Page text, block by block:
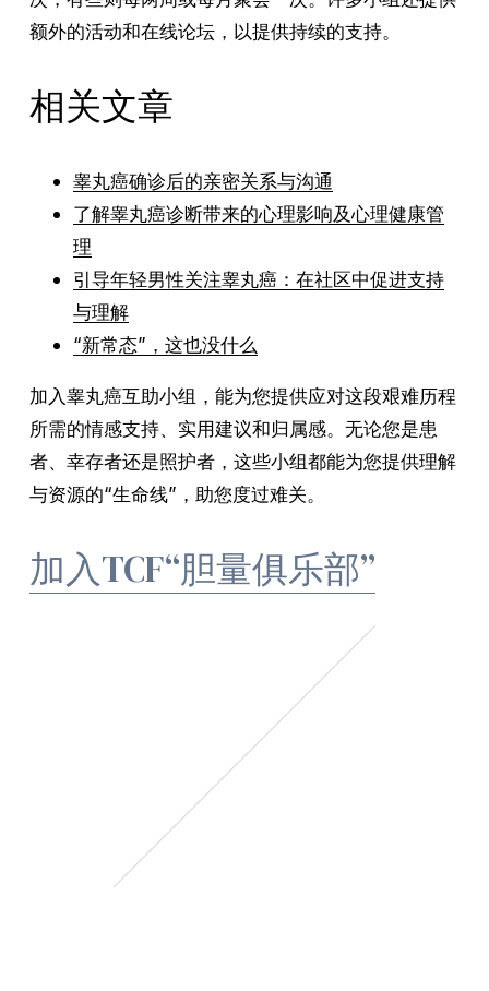
额外的活动和在线论坛，以提供持续的支持。
相关文章
睾丸癌确诊后的亲密关系与沟通
了解睾丸癌诊断带来的心理影响及心理健康管
理
引导年轻男性关注睾丸癌：在社区中促进支持
与理解
“新常态”，这也没什么
加入睾丸癌互助小组，能为您提供应对这段艰难历程
所需的情感支持、实用建议和归属感。无论您是患
者、幸存者还是照护者，这些小组都能为您提供理解
与资源的“生命线”，助您度过难关。
加入TCF“胆量俱乐部”